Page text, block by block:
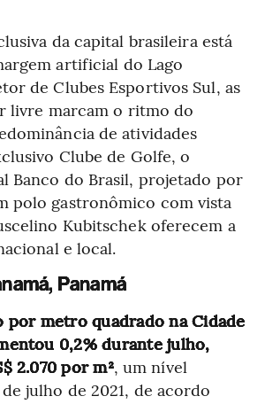
da capital brasileira está
artificial do Lago
de Clubes Esportivos Sul, as
livre marcam o ritmo do
de atividades
Clube de Golfe, o
Banco do Brasil, projetado por
polo gastronômico com vista
Kubitschek oferecem a
e local.
Panamá
por metro quadrado na Cidade
0,2% durante julho,
2.070 por m², um nível
julho de 2021, de acordo